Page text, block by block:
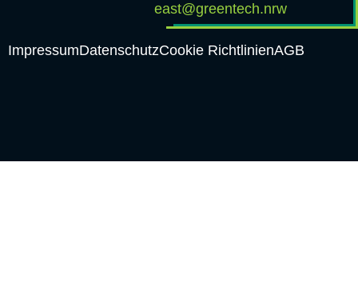
east@greentech.nrw
ImpressumDatenschutzCookie RichtlinienAGB